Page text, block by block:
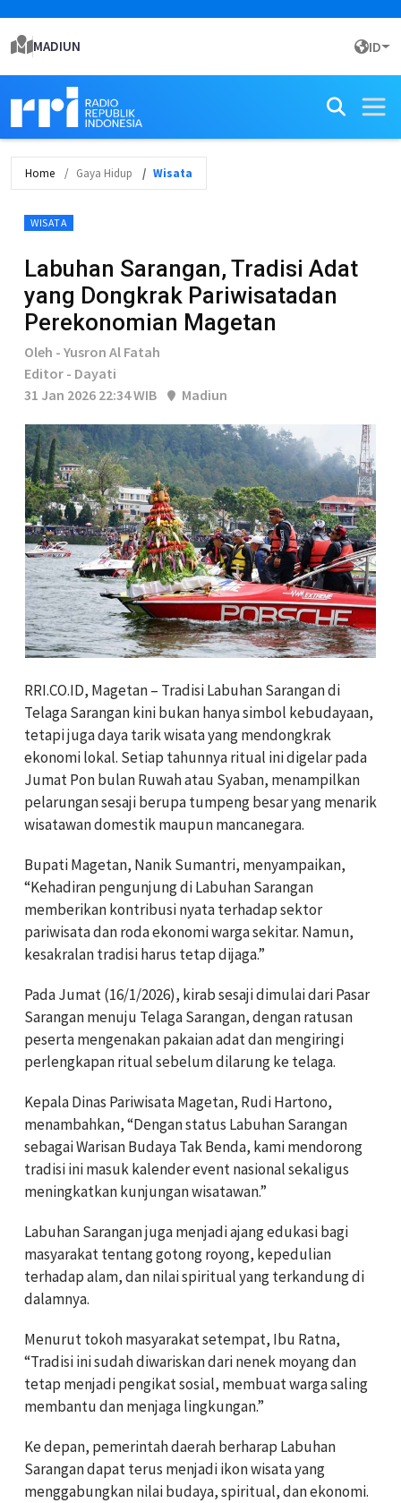
MADIUN ID
Home Gaya Hidup Wisata
WISATA
Labuhan Sarangan, Tradisi Adat
yang Dongkrak Pariwisatadan
Perekonomian Magetan
Oleh - Yusron Al Fatah
Editor - Dayati
31 Jan 2026 22:34 WIB
Madiun
RRI.CO.ID, Magetan – Tradisi Labuhan Sarangan di
Telaga Sarangan kini bukan hanya simbol kebudayaan,
tetapi juga daya tarik wisata yang mendongkrak
ekonomi lokal. Setiap tahunnya ritual ini digelar pada
Jumat Pon bulan Ruwah atau Syaban, menampilkan
pelarungan sesaji berupa tumpeng besar yang menarik
wisatawan domestik maupun mancanegara.
Bupati Magetan, Nanik Sumantri, menyampaikan,
“Kehadiran pengunjung di Labuhan Sarangan
memberikan kontribusi nyata terhadap sektor
pariwisata dan roda ekonomi warga sekitar. Namun,
kesakralan tradisi harus tetap dijaga.”
Pada Jumat (16/1/2026), kirab sesaji dimulai dari Pasar
Sarangan menuju Telaga Sarangan, dengan ratusan
peserta mengenakan pakaian adat dan mengiringi
perlengkapan ritual sebelum dilarung ke telaga.
Kepala Dinas Pariwisata Magetan, Rudi Hartono,
menambahkan, “Dengan status Labuhan Sarangan
sebagai Warisan Budaya Tak Benda, kami mendorong
tradisi ini masuk kalender event nasional sekaligus
meningkatkan kunjungan wisatawan.”
Labuhan Sarangan juga menjadi ajang edukasi bagi
masyarakat tentang gotong royong, kepedulian
terhadap alam, dan nilai spiritual yang terkandung di
dalamnya.
Menurut tokoh masyarakat setempat, Ibu Ratna,
“Tradisi ini sudah diwariskan dari nenek moyang dan
tetap menjadi pengikat sosial, membuat warga saling
membantu dan menjaga lingkungan.”
Ke depan, pemerintah daerah berharap Labuhan
Sarangan dapat terus menjadi ikon wisata yang
menggabungkan nilai budaya, spiritual, dan ekonomi.